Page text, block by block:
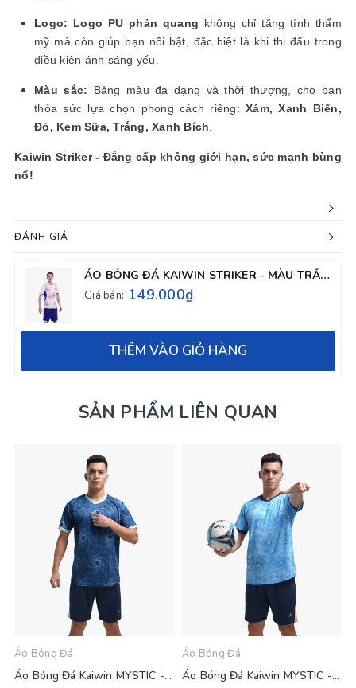
Logo: Logo PU phản quang không chỉ tăng tính thẩm
mỹ mà còn giúp bạn nổi bật, đặc biệt là khi thi đấu trong
điều kiện ánh sáng yếu.
Màu sắc: Bảng màu đa dạng và thời thượng, cho bạn
thỏa sức lựa chọn phong cách riêng:Xám, Xanh Biển,
Đỏ, Kem Sữa, Trắng, Xanh Bích
Kaiwin Striker - Đẳng cấp không giới hạn, sức mạnh bùng
nổ!
ĐÁNH GIÁ
ÁO BÓNG ĐÁ KAIWIN STRIKER - MÀU TRẮNG
Giá bán: 149.000₫
THÊM VÀO GIỎ HÀNG
SẢN PHẨM LIÊN QUAN
Áo Bóng Đá
Áo Bóng Đá Kaiwin MYSTIC - Màu Xanh Đen
Áo Bóng Đá
Áo Bóng Đá Kaiwin MYSTIC - Màu Xanh Da